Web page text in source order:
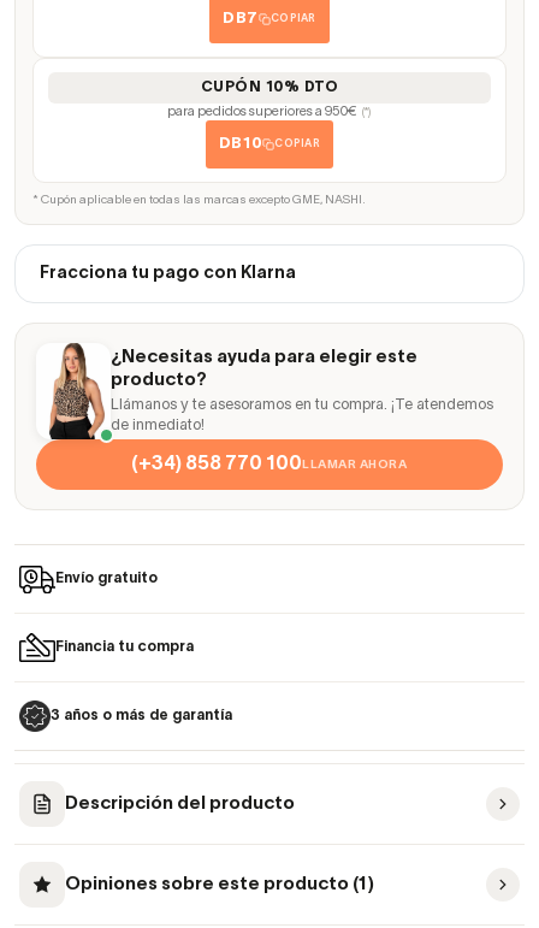
DB7 COPIAR
CUPÓN 10% DTO
para pedidos superiores a 950€ (*)
DB10 COPIAR
* Cupón aplicable en todas las marcas excepto GME, NASHI.
Fracciona tu pago con Klarna
¿Necesitas ayuda para elegir este
producto?
Llámanos y te asesoramos en tu compra. ¡Te atendemos
de inmediato!
(+34) 858 770 100LLAMAR AHORA
Envío gratuito
Financia tu compra
3 años o más de garantía
Descripción del producto
Opiniones sobre este producto (1)